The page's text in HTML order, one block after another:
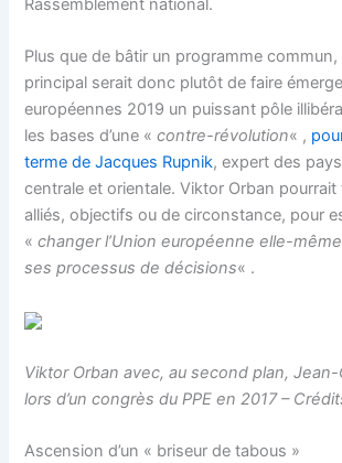
Rassemblement national.
Plus que de bâtir un programme commun,
principal serait donc plutôt de faire
européennes 2019 un puissant pôle
les bases d’une «contre-révolution« ,
terme de Jacques Rupnik, expert des
centrale et orientale. Viktor Orban pourrait
alliés, objectifs ou de circonstance, pour
«changer l’Union européenne elle-
ses processus de décisions« .
Viktor Orban avec, au second plan,
lors d’un congrès du PPE en 2017 –
Ascension d’un « briseur de tabous »